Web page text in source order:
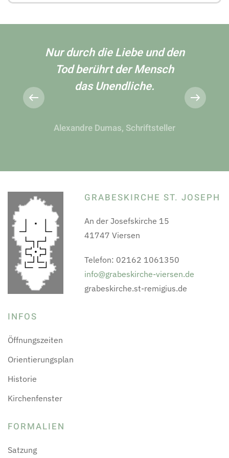
Nur durch die Liebe und den
Tod berührt der Mensch
das Unendliche.
Alexandre Dumas, Schriftsteller
GRABESKIRCHE ST. JOSEPH
An der Josefskirche 15
41747 Viersen
Telefon: 02162 1061350
info@grabeskirche-viersen.de
grabeskirche.st-remigius.de
INFOS
Öffnungszeiten
Orientierungsplan
Historie
Kirchenfenster
FORMALIEN
Satzung